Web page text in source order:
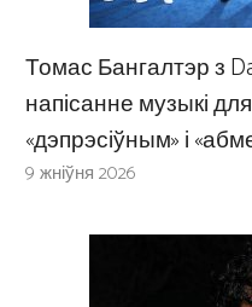
Томас Бангалтэр з
напісанне музыкі
«дэпрэсіўным» і
9 жніўня 2026